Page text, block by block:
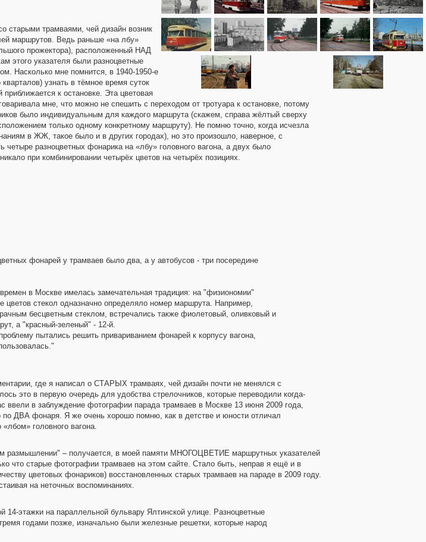
старыми трамваями, чей дизайн возник
маршрутов. Ведь раньше «на лбу»
прожектора), расположенный НАД
этого указателя были разноцветные
Насколько мне помнится, в 1940-1950-е
узнать в тёмное время суток
к остановке. Эта цветовая
мне, что можно не спешить с переходом от тротуара к остановке, потому
было индивидуальным для каждого маршрута (скажем, справа жёлтый сверху
только одному конкретному маршруту). Не помню точно, когда исчезла
в ЖЖ, такое было и в других городах), но это произошло, наверное, с
разноцветных фонарика на «лбу» головного вагона, а двух было
при комбинировании четырёх цветов на четырёх позициях.
фонарей у трамваев было два, а у автобусов - три посередине
в Москве имелась замечательная традиция: на "физиономии"
стекол одназначно определяло номер маршрута. Например,
бесцветным стеклом, встречались также фиолетовый, оливковый и
а "красный-зеленый" - 12-й.
пытались решить привариванием фонарей к корпусу вагона,
где я написал о СТАРЫХ трамваях, чей дизайн почти не менялся с
это в первую очередь для удобства стрелочников, которые переводили когда-
в заблуждение фотографии парада трамваев в Москве 13 июня 2009 года,
фонаря. Я же очень хорошо помню, как в детстве и юности отличал
головного вагона.
размышлении" – получается, в моей памяти МНОГОЦВЕТИЕ маршрутных указателей
старые фотографии трамваев на этом сайте. Стало быть, неправ я ещё и в
цветовых фонариков) восстановленных старых трамваев на параде в 2009 году.
на неточных воспоминаниях.
14-этажки на параллельной бульвару Ялтинской улице. Разноцветные
годами позже, изначально были железные решетки, которые народ